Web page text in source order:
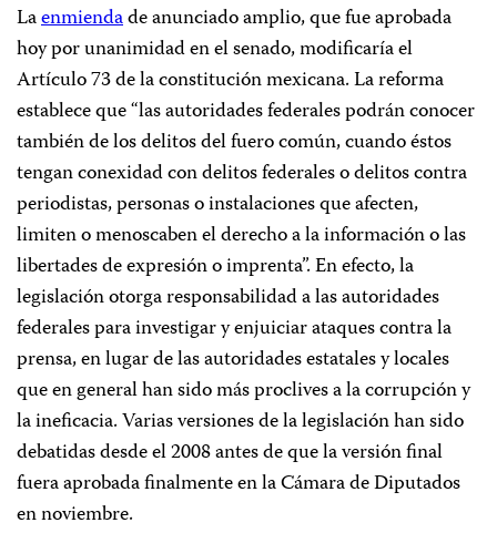
Laenmiendade anunciado amplio, que fue aprobada
hoy por unanimidad en el senado, modificaría el
Artículo 73 de la constitución mexicana. La reforma
establece que “las autoridades federales podrán conocer
también de los delitos del fuero común, cuando éstos
tengan conexidad con delitos federales o delitos contra
periodistas, personas o instalaciones que afecten,
limiten o menoscaben el derecho a la información o las
libertades de expresión o imprenta”. En efecto, la
legislación otorga responsabilidad a las autoridades
federales para investigar y enjuiciar ataques contra la
prensa, en lugar de las autoridades estatales y locales
que en general han sido más proclives a la corrupción y
la ineficacia. Varias versiones de la legislación han sido
debatidas desde el 2008 antes de que la versión final
fuera aprobada finalmente en la Cámara de Diputados
en noviembre.